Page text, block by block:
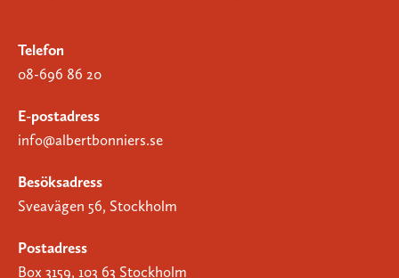
Telefon
08-696 86 20
E-postadress
info@albertbonniers.se
Besöksadress
Sveavägen 56, Stockholm
Postadress
Box 3159, 103 63 Stockholm